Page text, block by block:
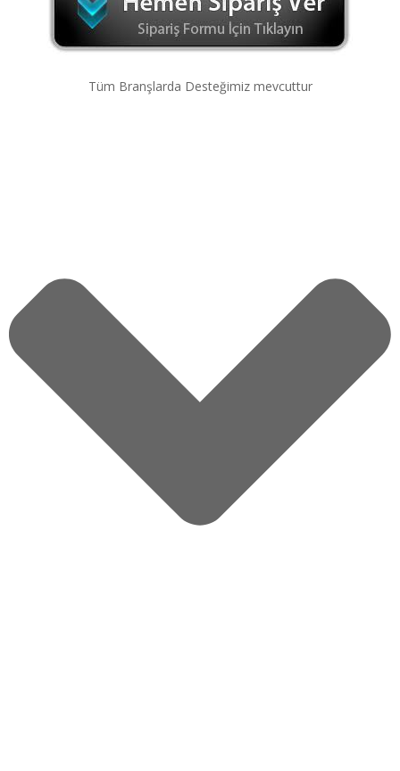
Tüm Branşlarda Desteğimiz mevcuttur